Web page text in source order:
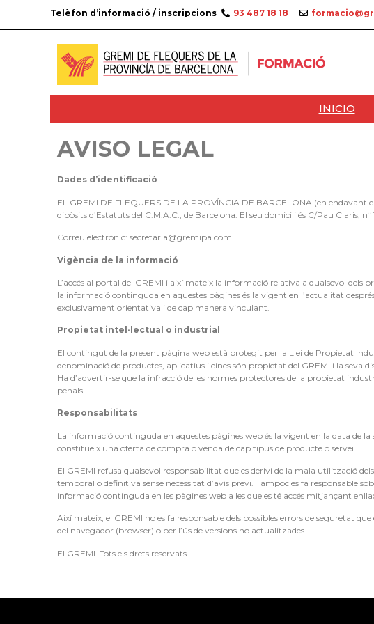
Telèfon d’informació / inscripcions 93 487 18 18
INICIO
AVISO LEGAL
Dades d’identificació
EL GREMI DE FLEQUERS DE LA PROVÍNCIA DE BARCELONA (en
dipòsits d’Estatuts del C.M.A.C., de Barcelona. El seu domicili és C/Pau Claris,
Correu electrònic: secretaria@gremipa.com
Vigència de la informació
L’accés al portal del GREMI i així mateix la informació relativa a qualsevol dels
la informació continguda en aquestes pàgines és la vigent en l’actualitat
exclusivament orientativa i de cap manera vinculant.
Propietat intel·lectual o industrial
El contingut de la present pàgina web està protegit per la Llei de Propietat
denominació de productes, aplicatius i eines són propietat del GREMI i la seva
Ha d’advertir-se que la infracció de les normes protectores de la propietat
penals.
Responsabilitats
La informació continguda en aquestes pàgines web és la vigent en la data de
constitueix una oferta de compra o venda de cap tipus de producte o servei.
El GREMI refusa qualsevol responsabilitat que es derivi de la mala utilització
temporal o definitiva sense necessitat d’avís previ. Tampoc es fa responsable
informació continguda en les pàgines web a les que es té accés mitjançant
Així mateix, el GREMI no es fa responsable dels possibles errors de seguretat
del navegador (browser) o per l’ús de versions no actualitzades.
El GREMI. Tots els drets reservats.